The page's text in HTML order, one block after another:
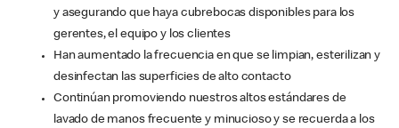
y asegurando que haya cubrebocas disponibles para los
gerentes, el equipo y los clientes
Han aumentado la frecuencia en que se limpian, esterilizan y
desinfectan las superficies de alto contacto
Continúan promoviendo nuestros altos estándares de
lavado de manos frecuente y minucioso y se recuerda a los